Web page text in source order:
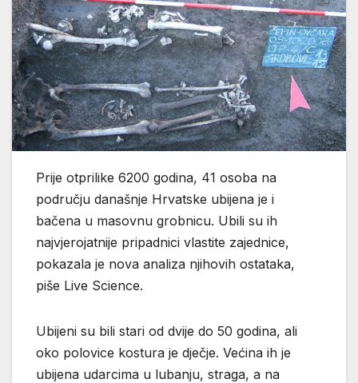
Prije otprilike 6200 godina, 41 osoba na
području današnje Hrvatske ubijena je i
bačena u masovnu grobnicu. Ubili su ih
najvjerojatnije pripadnici vlastite zajednice,
pokazala je nova analiza njihovih ostataka,
piše Live Science.
Ubijeni su bili stari od dvije do 50 godina, ali
oko polovice kostura je dječje. Većina ih je
ubijena udarcima u lubanju, straga, a na